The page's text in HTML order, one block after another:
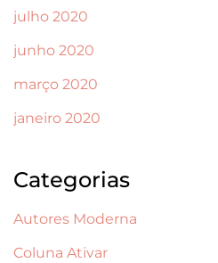
julho 2020
junho 2020
março 2020
janeiro 2020
Categorias
Autores Moderna
Coluna Ativar